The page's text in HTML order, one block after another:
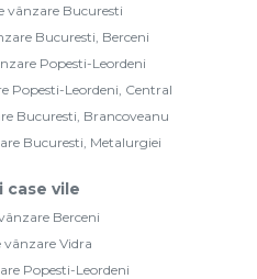
vânzare Bucuresti
Bucuresti, Berceni
Popesti-Leordeni
Popesti-Leordeni, Central
Bucuresti, Brancoveanu
Bucuresti, Metalurgiei
case vile
Berceni
vânzare Vidra
Popesti-Leordeni